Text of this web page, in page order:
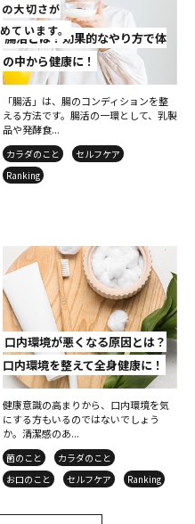
の大切さが
ています。
腸活とは？効果的なやり方で体
の中から健康に！
「腸活」は、腸のコンディションを整
える方法です。腸活の一環として、乳製
品や発酵食...
カラダのこと
セルフケア
Ranking
口内環境が悪くなる原因とは？
口内環境を整えて全身健康に！
健康意識の高まりから、口内環境を気
にする方もいるのではないでしょう
か。清潔感のあ...
菌のこと
カラダのこと
お口のこと
セルフケア Ranking